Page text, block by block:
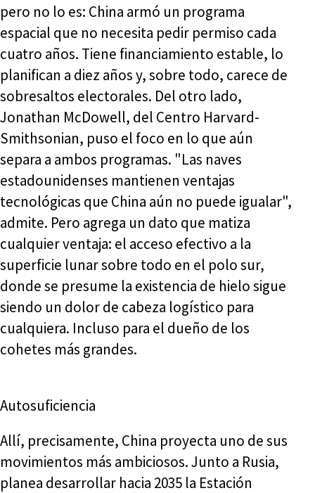
pero no lo es: China armó un programa
espacial que no necesita pedir permiso cada
cuatro años. Tiene financiamiento estable, lo
planifican a diez años y, sobre todo, carece de
sobresaltos electorales. Del otro lado,
Jonathan McDowell, del Centro Harvard-
Smithsonian, puso el foco en lo que aún
separa a ambos programas. "Las naves
estadounidenses mantienen ventajas
tecnológicas que China aún no puede igualar",
admite. Pero agrega un dato que matiza
cualquier ventaja: el acceso efectivo a la
superficie lunar sobre todo en el polo sur,
donde se presume la existencia de hielo sigue
siendo un dolor de cabeza logístico para
cualquiera. Incluso para el dueño de los
cohetes más grandes.
Autosuficiencia
Allí, precisamente, China proyecta uno de sus
movimientos más ambiciosos. Junto a Rusia,
planea desarrollar hacia 2035 la Estación